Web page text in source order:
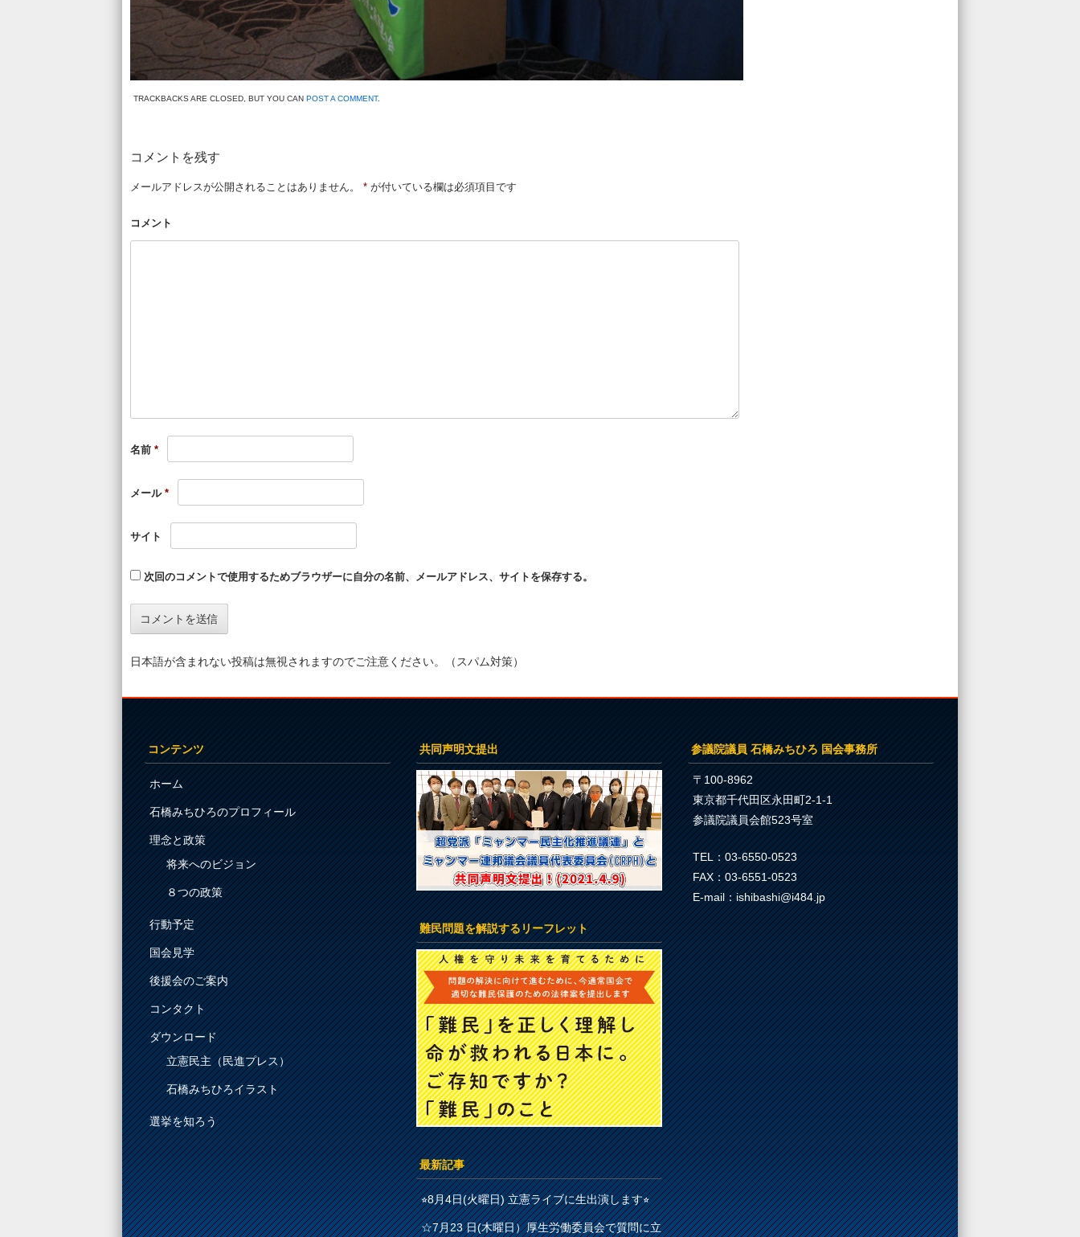
TRACKBACKS ARE CLOSED, BUT YOU CAN POST A COMMENT.
コメントを残す
メールアドレスが公開されることはありません。 * が付いている欄は必須項目です
コメント
名前 *
メール *
サイト
次回のコメントで使用するためブラウザーに自分の名前、メールアドレス、サイトを保存する。
日本語が含まれない投稿は無視されますのでご注意ください。（スパム対策）
コンテンツ
ホーム
石橋みちひろのプロフィール
理念と政策
将来へのビジョン
８つの政策
行動予定
国会見学
後援会のご案内
コンタクト
ダウンロード
立憲民主（民進プレス）
石橋みちひろイラスト
選挙を知ろう
共同声明文提出
難民問題を解説するリーフレット
最新記事
⭐︎8月4日(火曜日) 立憲ライブに生出演します⭐︎
☆7月23 日(木曜日）厚生労働委員会で質問に立
参議院議員 石橋みちひろ 国会事務所
〒100-8962
東京都千代田区永田町2-1-1
参議院議員会館523号室
TEL：03-6550-0523
FAX：03-6551-0523
E-mail：ishibashi@i484.jp